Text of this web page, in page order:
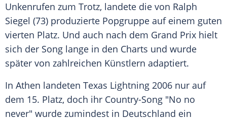
Unkenrufen zum Trotz, landete die von Ralph
Siegel (73) produzierte Popgruppe auf einem guten
vierten Platz. Und auch nach dem Grand Prix hielt
sich der Song lange in den Charts und wurde
später von zahlreichen Künstlern adaptiert.
In Athen landeten Texas Lightning 2006 nur auf
dem 15. Platz, doch ihr Country-Song "No no
never" wurde zumindest in Deutschland ein